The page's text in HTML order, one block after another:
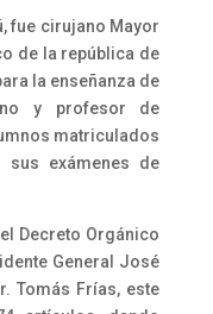
fue cirujano Mayor
de la república de
la enseñanza de
y profesor de
matriculados
sus exámenes de
Decreto Orgánico
General José
Tomás Frías, este